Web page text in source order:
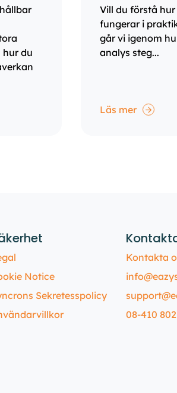
hur du
Vill du förstå
fungerar i
går vi igenom
analys steg...
Läs mer
Notice
Sekretesspolicy
Kontakta
08-410